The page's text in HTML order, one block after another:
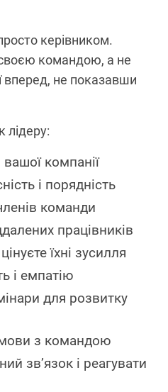
керівником.
командою, а не
вперед, не показавши
лідеру:
вашої компанії
і порядність
команди
працівників
їхні зусилля
і емпатію
для розвитку
з командою
зв’язок і реагувати